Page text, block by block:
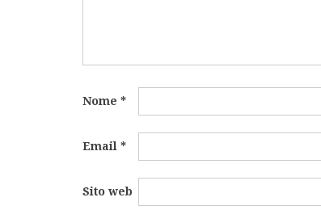
Nome *
Email *
Sito web